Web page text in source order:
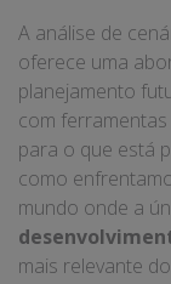
A análise de
oferece uma
planejamento
com
para o que está
como
mundo onde a
mais relevante